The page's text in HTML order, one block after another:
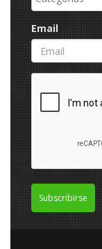
Email
Subscribirse